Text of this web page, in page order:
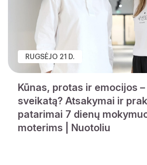
RUGSĖJO 21 D.
Kūnas, protas ir emocijos
sveikatą? Atsakymai ir
patarimai 7 dienų
moterims | Nuotoliu